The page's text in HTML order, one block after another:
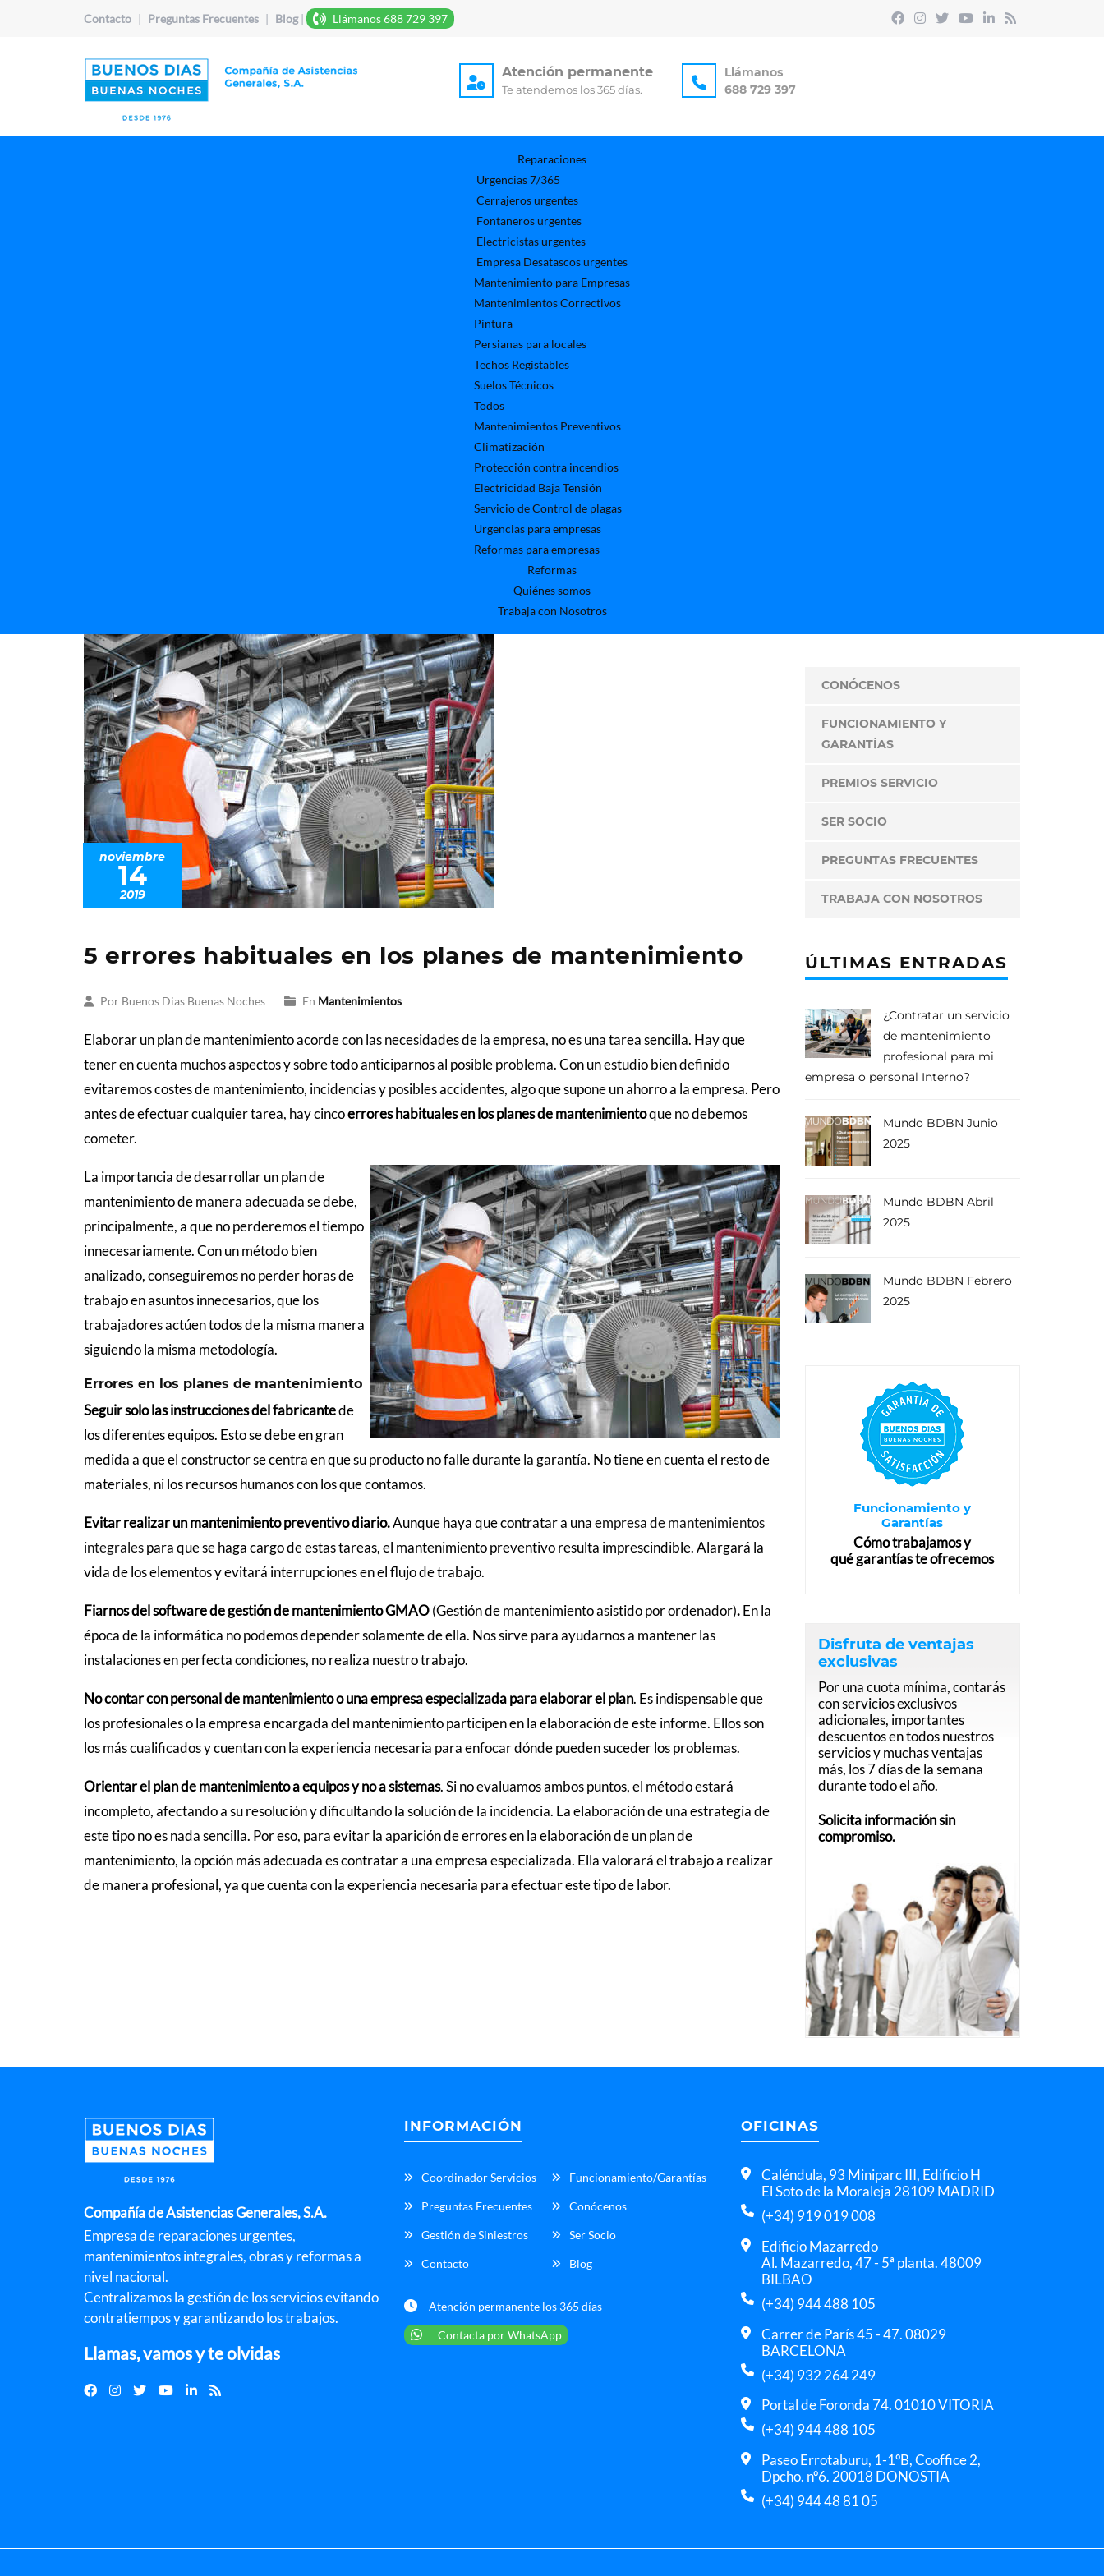
Contacto | Preguntas Frecuentes | Blog| Llámanos 688 729 397
Atención permanente
Te atendemos los 365 días.
Llámanos
688 729 397
Reparaciones
Urgencias 7/365
Cerrajeros urgentes
Fontaneros urgentes
Electricistas urgentes
Empresa Desatascos urgentes
Mantenimiento para Empresas​
Mantenimientos Correctivos
Pintura
Persianas para locales
Techos Registables
Suelos Técnicos
Todos
Mantenimientos Preventivos
Climatización
Protección contra incendios
Electricidad Baja Tensión
Servicio de Control de plagas
Urgencias para empresas
Reformas para empresas
Reformas
Quiénes somos
Trabaja con Nosotros
noviembre
14
2019
5 errores habituales en los planes de mantenimiento
Por Buenos Dias Buenas Noches En Mantenimientos
Elaborar un plan de mantenimiento acorde con las necesidades de la empresa, no es una tarea sencilla. Hay que
tener en cuenta muchos aspectos y sobre todo anticiparnos al posible problema. Con un estudio bien definido
evitaremos costes de mantenimiento, incidencias y posibles accidentes, algo que supone un ahorro a la empresa. Pero
antes de efectuar cualquier tarea, hay cincoerrores habituales en los planes de mantenimientoque no debemos
cometer.
La importancia de desarrollar un plan de
mantenimiento de manera adecuada se debe,
principalmente, a que no perderemos el tiempo
innecesariamente. Con un método bien
analizado, conseguiremos no perder horas de
trabajo en asuntos innecesarios, que los
trabajadores actúen todos de la misma manera
siguiendo la misma metodología.
Errores en los planes de mantenimiento
Seguir solo las instrucciones del fabricantede
los diferentes equipos. Esto se debe en gran
medida a que el constructor se centra en que su producto no falle durante la garantía. No tiene en cuenta el resto de
materiales, ni los recursos humanos con los que contamos.
Evitar realizar un mantenimiento preventivo diario.Aunque haya que contratar a unaempresa de mantenimientos
integralespara que se haga cargo de estas tareas, el mantenimiento preventivo resulta imprescindible. Alargará la
vida de los elementos y evitará interrupciones en el flujo de trabajo.
Fiarnos del software de gestión de mantenimiento GMAO(Gestión de mantenimiento asistido por ordenador).En la
época de la informática no podemos depender solamente de ella. Nos sirve para ayudarnos a mantener las
instalaciones en perfecta condiciones, no realiza nuestro trabajo.
No contar con personal de mantenimiento o una empresa especializada para elaborar el plan. Es indispensable que
los profesionales o la empresa encargada del mantenimiento participen en la elaboración de este informe. Ellos son
los más cualificados y cuentan con la experiencia necesaria para enfocar dónde pueden suceder los problemas.
Orientar el plan de mantenimiento a equipos y no a sistemas. Si no evaluamos ambos puntos, el método estará
incompleto, afectando a su resolución y dificultando la solución de la incidencia. La elaboración de una estrategia de
este tipo no es nada sencilla. Por eso, para evitar la aparición de errores en la elaboración de un plan de
mantenimiento, la opción más adecuada es contratar a una empresa especializada. Ella valorará el trabajo a realizar
de manera profesional, ya que cuenta con la experiencia necesaria para efectuar este tipo de labor.
CONÓCENOS
FUNCIONAMIENTO Y
GARANTÍAS
PREMIOS SERVICIO
SER SOCIO
PREGUNTAS FRECUENTES
TRABAJA CON NOSOTROS
ÚLTIMAS ENTRADAS
¿Contratar un servicio
de mantenimiento
profesional para mi
empresa o personal Interno?
Mundo BDBN Junio
2025
Mundo BDBN Abril
2025
Mundo BDBN Febrero
2025
Funcionamiento y
Garantías
Cómo trabajamos y
qué garantías te ofrecemos
Disfruta de ventajas
exclusivas
Por una cuota mínima, contarás
con servicios exclusivos
adicionales, importantes
descuentos en todos nuestros
servicios y muchas ventajas
más, los 7 días de la semana
durante todo el año.
Solicita información sin
compromiso.
Compañía de Asistencias Generales, S.A.
Empresa de reparaciones urgentes,
mantenimientos integrales, obras y reformas a
nivel nacional.
Centralizamos la gestión de los servicios evitando
contratiempos y garantizando los trabajos.
Llamas, vamos y te olvidas
INFORMACIÓN
Coordinador Servicios Funcionamiento/Garantías
Preguntas Frecuentes Conócenos
Gestión de Siniestros Ser Socio
Contacto Blog
Atención permanente los 365 días
Contacta por WhatsApp
OFICINAS
Caléndula, 93 Miniparc III, Edificio H
El Soto de la Moraleja 28109 MADRID
(+34) 919 019 008
Edificio Mazarredo
Al. Mazarredo, 47 - 5ª planta. 48009
BILBAO
(+34) 944 488 105
Carrer de París 45 - 47. 08029
BARCELONA
(+34) 932 264 249
Portal de Foronda 74. 01010 VITORIA
(+34) 944 488 105
Paseo Errotaburu, 1-1ºB, Cooffice 2,
Dpcho. nº6. 20018 DONOSTIA
(+34) 944 48 81 05